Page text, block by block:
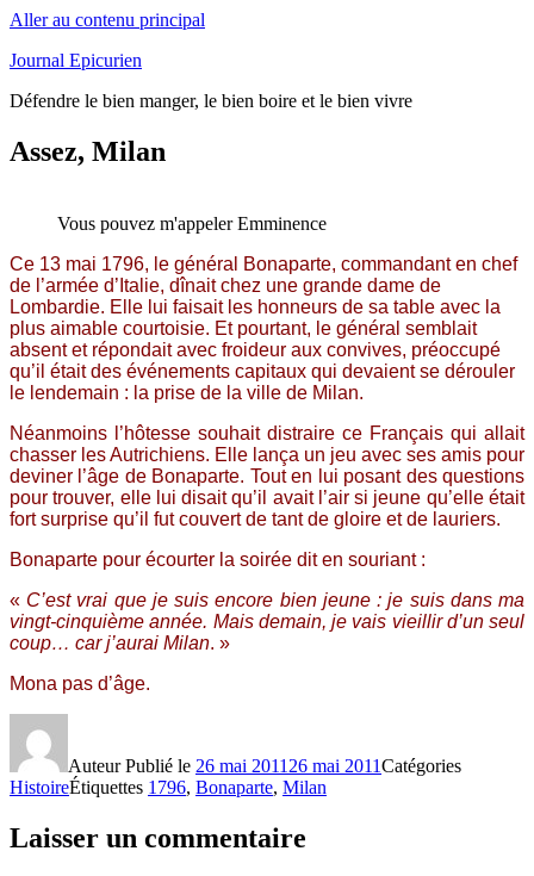
Aller au contenu principal
Journal Epicurien
Défendre le bien manger, le bien boire et le bien vivre
Assez, Milan
Vous pouvez m'appeler Emminence
Ce 13 mai 1796, le général Bonaparte, commandant en chef
de l’armée d’Italie, dînait chez une grande dame de
Lombardie. Elle lui faisait les honneurs de sa table avec la
plus aimable courtoisie. Et pourtant, le général semblait
absent et répondait avec froideur aux convives, préoccupé
qu’il était des événements capitaux qui devaient se dérouler
le lendemain : la prise de la ville de Milan.
Néanmoins l’hôtesse souhait distraire ce Français qui allait
chasser les Autrichiens. Elle lança un jeu avec ses amis pour
deviner l’âge de Bonaparte. Tout en lui posant des questions
pour trouver, elle lui disait qu’il avait l’air si jeune qu’elle était
fort surprise qu’il fut couvert de tant de gloire et de lauriers.
Bonaparte pour écourter la soirée dit en souriant :
« C’est vrai que je suis encore bien jeune : je suis dans ma
vingt-cinquième année. Mais demain, je vais vieillir d’un seul
coup… car j’aurai Milan. »
Mona pas d’âge.
AuteurPublié le 26 mai 2011 26 mai 2011Catégories
HistoireÉtiquettes 1796, Bonaparte, Milan
Laisser un commentaire